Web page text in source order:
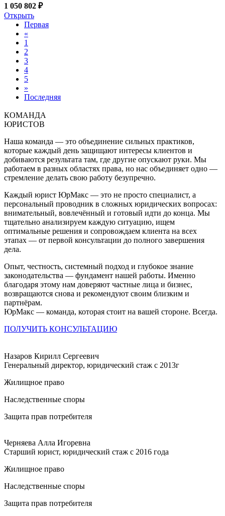
1 050 802 ₽
Открыть
Первая
«
1
2
3
4
5
»
Последняя
КОМАНДА
ЮРИСТОВ
Наша команда — это объединение сильных практиков,
которые каждый день защищают интересы клиентов и
добиваются результата там, где другие опускают руки. Мы
работаем в разных областях права, но нас объединяет одно —
стремление делать свою работу безупречно.
Каждый юрист ЮрМакс — это не просто специалист, а
персональный проводник в сложных юридических вопросах:
внимательный, вовлечённый и готовый идти до конца. Мы
тщательно анализируем каждую ситуацию, ищем
оптимальные решения и сопровождаем клиента на всех
этапах — от первой консультации до полного завершения
дела.
Опыт, честность, системный подход и глубокое знание
законодательства — фундамент нашей работы. Именно
благодаря этому нам доверяют частные лица и бизнес,
возвращаются снова и рекомендуют своим близким и
партнёрам.
ЮрМакс — команда, которая стоит на вашей стороне. Всегда.
ПОЛУЧИТЬ КОНСУЛЬТАЦИЮ
Назаров Кирилл Сергеевич
Генеральный директор, юридический стаж с 2013г
Жилищное право
Наследственные споры
Защита прав потребителя
Черняева Алла Игоревна
Старший юрист, юридический стаж с 2016 года
Жилищное право
Наследственные споры
Защита прав потребителя